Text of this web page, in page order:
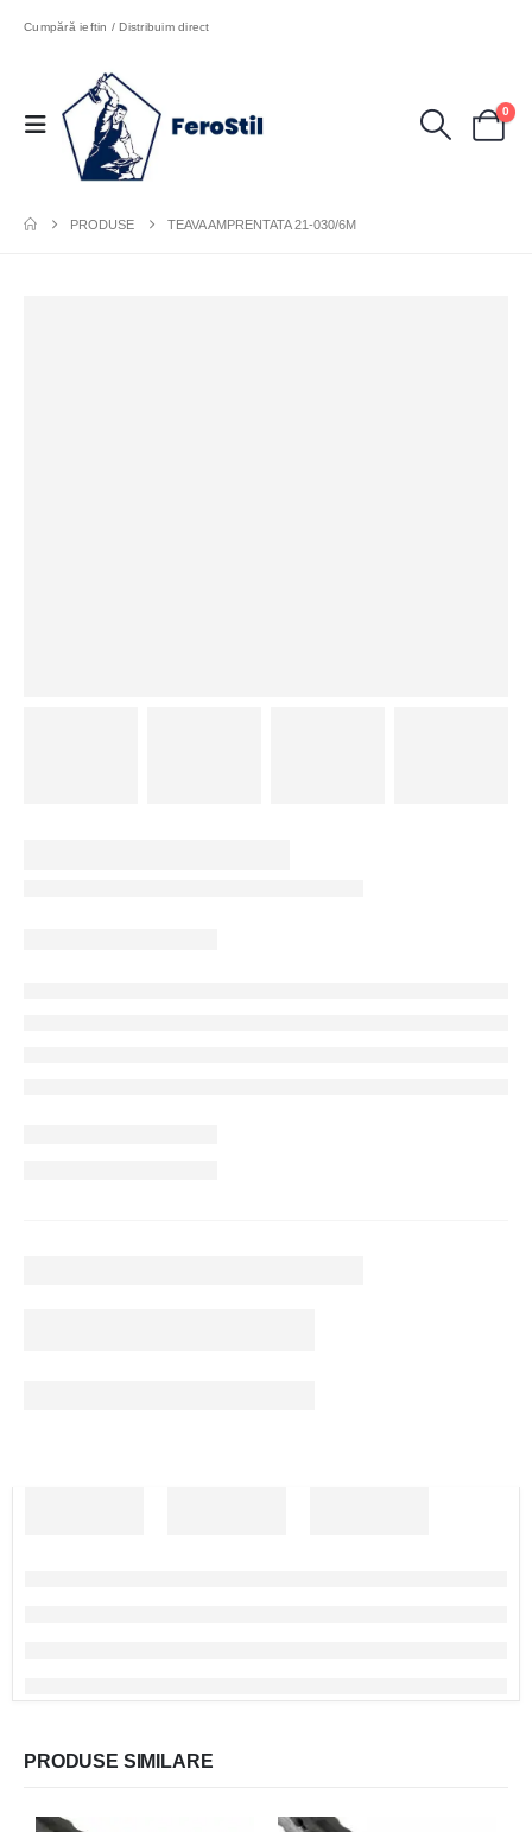
Cumpără ieftin / Distribuim direct
0
PRODUSE TEAVA AMPRENTATA 21-030/6M
PRODUSE SIMILARE